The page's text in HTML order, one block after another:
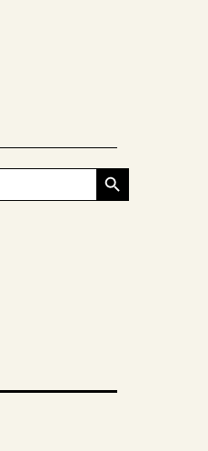
Search Button